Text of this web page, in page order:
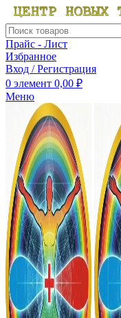
Прайс - Лист
Избранное
Вход / Регистрация
0 элемент 0,00 ₽
Меню